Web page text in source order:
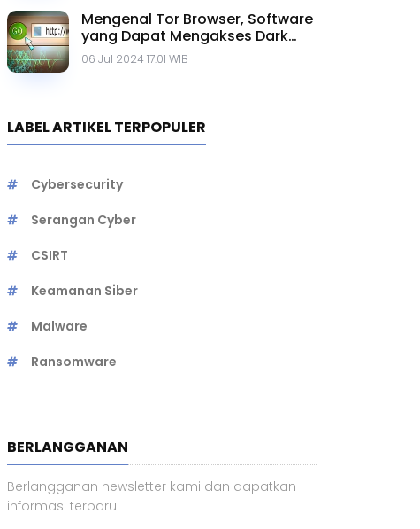
Mengenal Tor Browser, Software
yang Dapat Mengakses Dark
Web
06 Jul 2024 17.01 WIB
LABEL ARTIKEL TERPOPULER
Cybersecurity
Serangan Cyber
CSIRT
Keamanan Siber
Malware
Ransomware
BERLANGGANAN
Berlangganan newsletter kami dan dapatkan
informasi terbaru.